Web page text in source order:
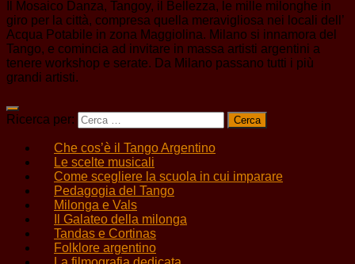
Il Mosaico Danza, Tangoy, il Bellezza, le mille milonghe in
giro per la città, compresa quella meravigliosa nei locali dell’
Acqua Potabile in zona Maggiolina. Milano si innamora del
Tango, e comincia ad invitare in massa artisti argentini a
tenere workshop e serate. Da Milano passano tutti i più
grandi artisti.
Ricerca per:
Che cos’è il Tango Argentino
Le scelte musicali
Come scegliere la scuola in cui imparare
Pedagogia del Tango
Milonga e Vals
Il Galateo della milonga
Tandas e Cortinas
Folklore argentino